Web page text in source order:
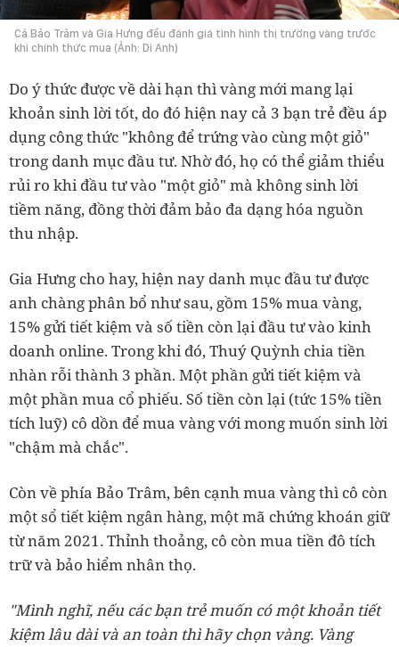
Cả Bảo Trâm và Gia Hưng đều đánh giá tình hình thị trường vàng trước
khi chính thức mua (Ảnh: Di Anh)
Do ý thức được về dài hạn thì vàng mới mang lại
khoản sinh lời tốt, do đó hiện nay cả 3 bạn trẻ đều áp
dụng công thức "không để trứng vào cùng một giỏ"
trong danh mục đầu tư. Nhờ đó, họ có thể giảm thiểu
rủi ro khi đầu tư vào "một giỏ" mà không sinh lời
tiềm năng, đồng thời đảm bảo đa dạng hóa nguồn
thu nhập.
Gia Hưng cho hay, hiện nay danh mục đầu tư được
anh chàng phân bổ như sau, gồm 15% mua vàng,
15% gửi tiết kiệm và số tiền còn lại đầu tư vào kinh
doanh online. Trong khi đó, Thuý Quỳnh chia tiền
nhàn rỗi thành 3 phần. Một phần gửi tiết kiệm và
một phần mua cổ phiếu. Số tiền còn lại (tức 15% tiền
tích luỹ) cô dồn để mua vàng với mong muốn sinh lời
"chậm mà chắc".
Còn về phía Bảo Trâm, bên cạnh mua vàng thì cô còn
một sổ tiết kiệm ngân hàng, một mã chứng khoán giữ
từ năm 2021. Thỉnh thoảng, cô còn mua tiền đô tích
trữ và bảo hiểm nhân thọ.
"Mình nghĩ, nếu các bạn trẻ muốn có một khoản tiết
kiệm lâu dài và an toàn thì hãy chọn vàng. Vàng